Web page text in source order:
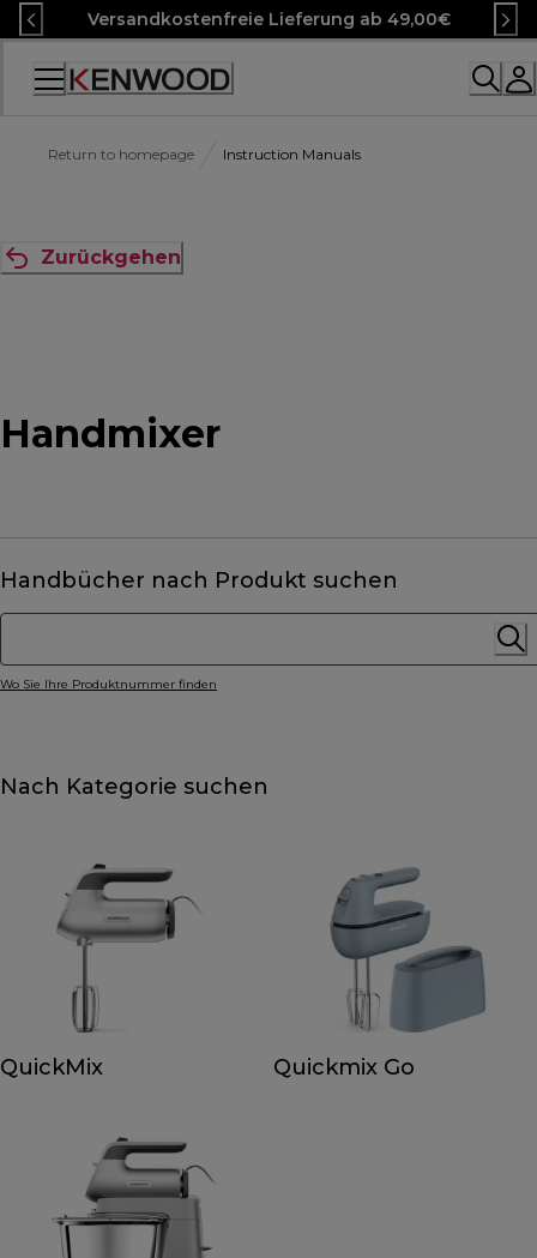
Skip
to
Content
Versandkostenfreie Lieferung ab 49,00€
Accessibility
Return to homepage Instruction Manuals
Zurückgehen
Handmixer
Handbücher nach Produkt suchen
Wo Sie Ihre Produktnummer finden
Nach Kategorie suchen
QuickMix Quickmix Go